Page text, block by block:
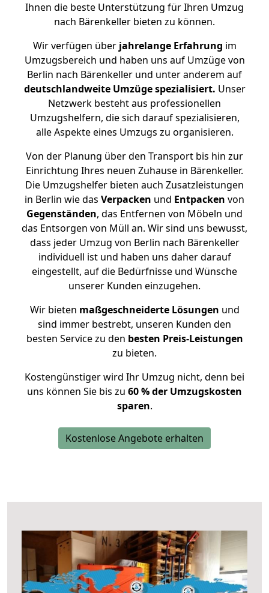
Ihnen die beste Unterstützung für Ihren Umzug
nach Bärenkeller bieten zu können.
Wir verfügen überjahrelange Erfahrung im
Umzugsbereich und haben uns auf Umzüge von
Berlin nach Bärenkeller und unter anderem auf
deutschlandweite Umzüge spezialisiert. Unser
Netzwerk besteht aus professionellen
Umzugshelfern, die sich darauf spezialisieren,
alle Aspekte eines Umzugs zu organisieren.
Von der Planung über den Transport bis hin zur
Einrichtung Ihres neuen Zuhause in Bärenkeller.
Die Umzugshelfer bieten auch Zusatzleistungen
in Berlin wie das Verpacken und Entpacken von
Gegenständen, das Entfernen von Möbeln und
das Entsorgen von Müll an. Wir sind uns bewusst,
dass jeder Umzug von Berlin nach Bärenkeller
individuell ist und haben uns daher darauf
eingestellt, auf die Bedürfnisse und Wünsche
unserer Kunden einzugehen.
Wir bieten maßgeschneiderte Lösungen und
sind immer bestrebt, unseren Kunden den
besten Service zu den besten Preis-Leistungen
zu bieten.
Kostengünstiger wird Ihr Umzug nicht, denn bei
uns können Sie bis zu 60 % der Umzugskosten
sparen.
Kostenlose Angebote erhalten